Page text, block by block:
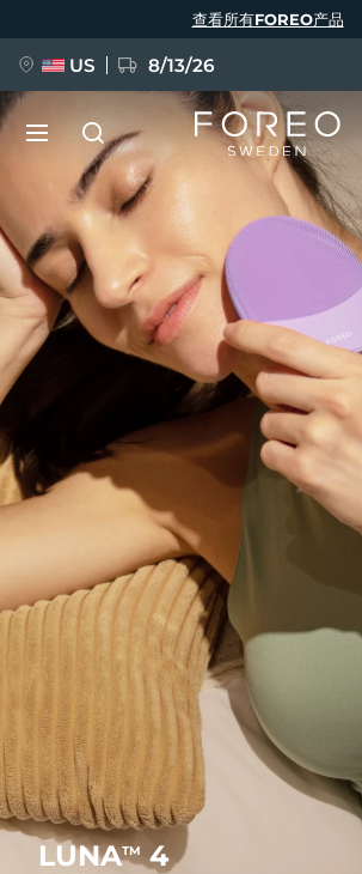
LUNATM4
查看所有FOREO产品
US 8/13/26
新品
FAQ™ Pure Beauty-Tech Elixir
BREAKING NEWS
issa™ Teeth Whitening Set
FAQ™ Dual LED Panel
热门产品
特别优惠
语言
English Deutsch
Français
Italiano
Svenska
Türkçe
简体中文
发货国家
美国
英国
西班牙
澳大利亚 预
法国